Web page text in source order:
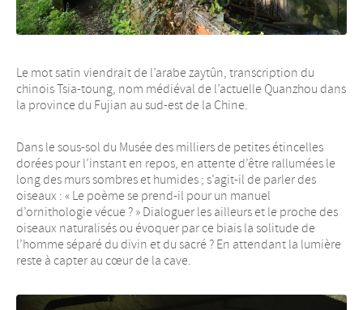
Le mot satin viendrait de l’arabe zaytûn, transcription du
chinois Tsia-toung, nom médiéval de l’actuelle Quanzhou dans
la province du Fujian au sud-est de la Chine.
Dans le sous-sol du Musée des milliers de petites étincelles
dorées pour l’instant en repos, en attente d’être rallumées le
long des murs sombres et humides ; s’agit-il de parler des
oiseaux : « Le poème se prend-il pour un manuel
d’ornithologie vécue ? » Dialoguer les ailleurs et le proche des
oiseaux naturalisés ou évoquer par ce biais la solitude de
l’homme séparé du divin et du sacré ? En attendant la lumière
reste à capter au cœur de la cave.